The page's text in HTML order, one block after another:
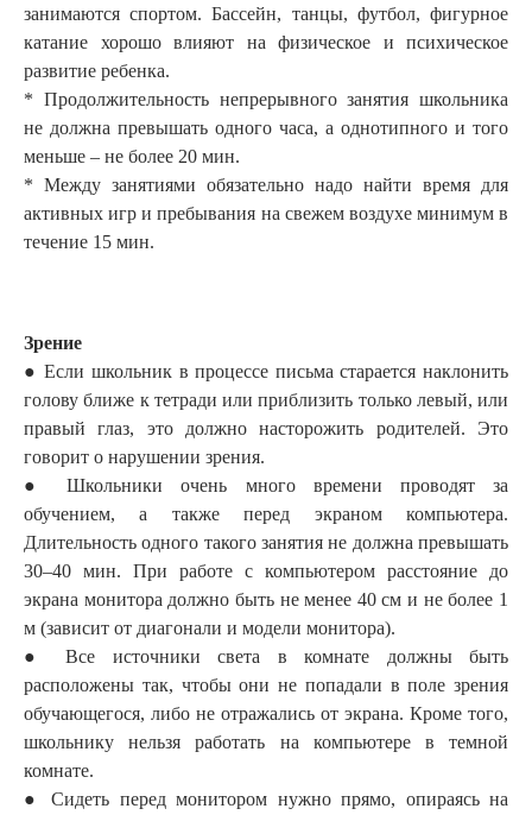
занимаются спортом. Бассейн, танцы, футбол, фигурное
катание хорошо влияют на физическое и психическое
развитие ребенка.
* Продолжительность непрерывного занятия школьника
не должна превышать одного часа, а однотипного и того
меньше – не более 20 мин.
* Между занятиями обязательно надо найти время для
активных игр и пребывания на свежем воздухе минимум в
течение 15 мин.
Зрение
● Если школьник в процессе письма старается наклонить
голову ближе к тетради или приблизить только левый, или
правый глаз, это должно насторожить родителей. Это
говорит о нарушении зрения.
● Школьники очень много времени проводят за
обучением, а также перед экраном компьютера.
Длительность одного такого занятия не должна превышать
30–40 мин. При работе с компьютером расстояние до
экрана монитора должно быть не менее 40 см и не более 1
м (зависит от диагонали и модели монитора).
● Все источники света в комнате должны быть
расположены так, чтобы они не попадали в поле зрения
обучаю­щегося, либо не отражались от экрана. Кроме того,
школьнику нельзя работать на компьютере в темной
комнате.
● Сидеть перед монитором нужно прямо, опираясь на